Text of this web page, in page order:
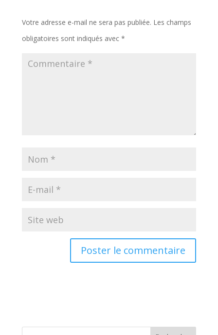
Votre adresse e-mail ne sera pas publiée. Les champs
obligatoires sont indiqués avec *